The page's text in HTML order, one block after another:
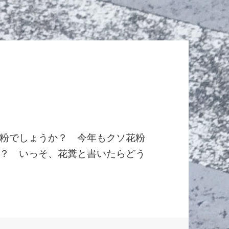
でしょうか？ 今年もクソ花粉
いっそ、花糞と書いたらどう